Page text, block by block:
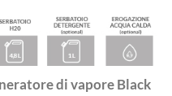
di vapore Black